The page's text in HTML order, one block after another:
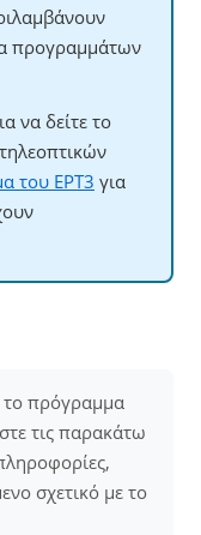
προγραμμάτων
να δείτε το
του ΕΡΤ3 για
το πρόγραμμα
τις παρακάτω
σχετικό με το